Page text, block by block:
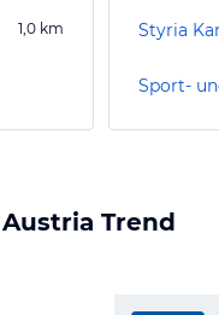
1,0 km Styria
Sport-
Trend